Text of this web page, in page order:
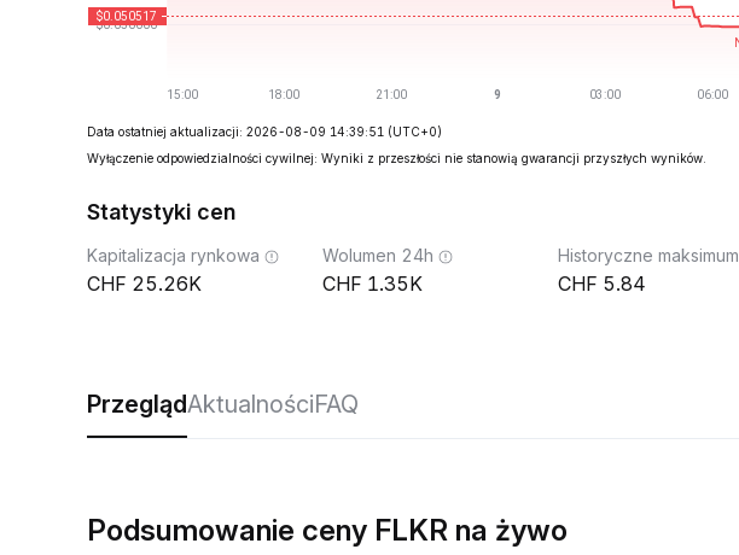
Data ostatniej aktualizacji: 2026-08-09 14:39:51 (UTC+0)
Wyłączenie odpowiedzialności cywilnej: Wyniki z przeszłości nie stanowią gwarancji przyszłych wyników.
Statystyki cen
Kapitalizacja rynkowa
25.26K
Wolumen 24h
1.35K
Historyczne maksimum
5.84
PrzeglądAktualnościFAQ
Podsumowanie ceny FLKR na żywo